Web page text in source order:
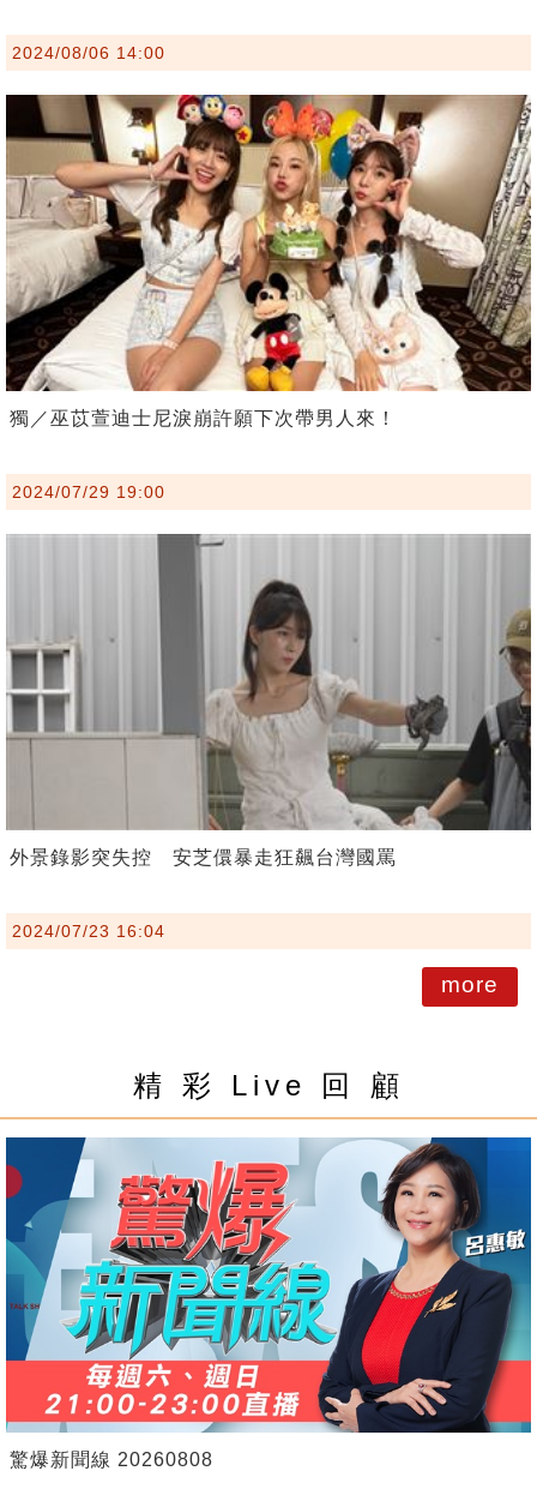
2024/08/06 14:00
獨／巫苡萱迪士尼淚崩許願下次帶男人來！
2024/07/29 19:00
外景錄影突失控 安芝儇暴走狂飆台灣國罵
2024/07/23 16:04
more
精 彩 Live 回 顧
驚爆新聞線 20260808